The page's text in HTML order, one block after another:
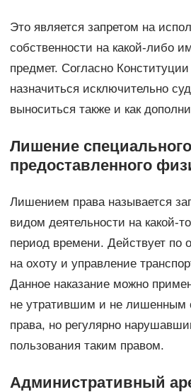
Это является запретом на
собственности на какой-либо
предмет. Согласно
назначиться исключительно
выноситься также и как
Лишение
предоставленного
Лишением права называется
видом деятельности на какой-
период времени. Действует по
на охоту и управление
Данное наказание можно
не утратившим и не лишенным
права, но регулярно
пользования таким правом.
Административный